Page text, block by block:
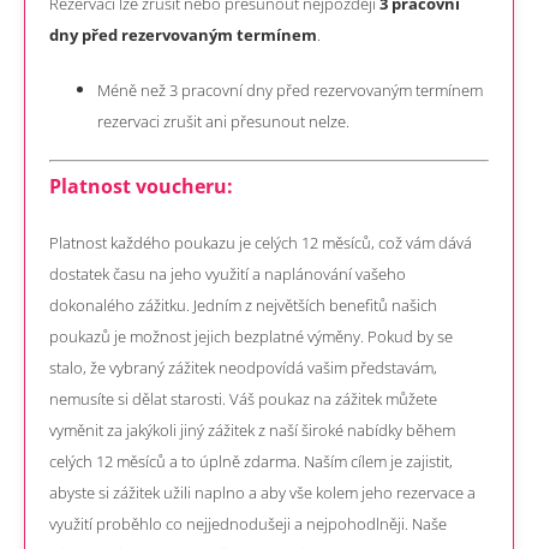
dny před rezervovaným termínem.
Méně než 3 pracovní dny před rezervovaným termínem
rezervaci zrušit ani přesunout nelze.
Platnost voucheru:
Platnost každého poukazu je celých 12 měsíců, což vám dává
dostatek času na jeho využití a naplánování vašeho
dokonalého zážitku. Jedním z největších benefitů našich
poukazů je možnost jejich bezplatné výměny. Pokud by se
stalo, že vybraný zážitek neodpovídá vašim představám,
nemusíte si dělat starosti. Váš poukaz na zážitek můžete
vyměnit za jakýkoli jiný zážitek z naší široké nabídky během
celých 12 měsíců a to úplně zdarma. Naším cílem je zajistit,
abyste si zážitek užili naplno a aby vše kolem jeho rezervace a
využití proběhlo co nejjednodušeji a nejpohodlněji. Naše